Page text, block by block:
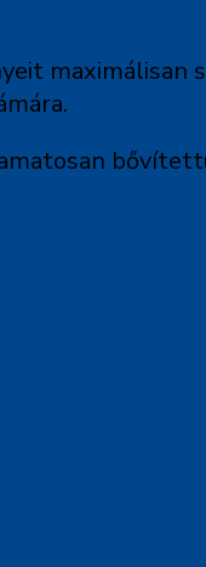
maximálisan